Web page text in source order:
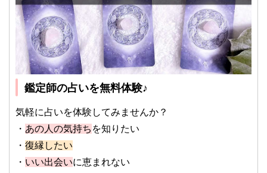
鑑定師の占いを無料体験♪
気軽に占いを体験してみませんか？
・ あの人の気持ち を知りたい
・ 復縁したい
・ いい出会いに恵まれない